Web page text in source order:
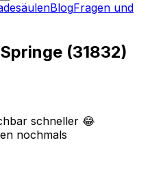
BlogFragen und
Springe (31832)
schneller 😂
nochmals